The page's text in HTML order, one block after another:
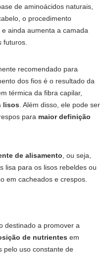
de aminoácidos naturais,
o procedimento
e ainda aumenta a camada
futuros.
recomendado para
dos fios é o resultado da
térmica da fibra capilar,
lisos . Além disso, ele pode ser
para maior definição
de alisamento , ou seja,
lisa para os lisos rebeldes ou
em cacheados e crespos.
destinado a promover a
de nutrientes em
pelo uso constante de